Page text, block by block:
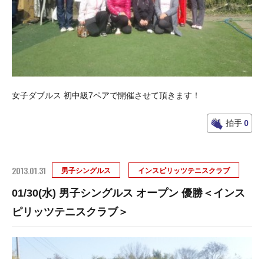
女子ダブルス 初中級7ペアで開催させて頂きます！
拍手0
2013.01.31 男子シングルス インスピリッツテニスクラブ
01/30(水) 男子シングルス オープン 優勝＜インス
ピリッツテニスクラブ＞